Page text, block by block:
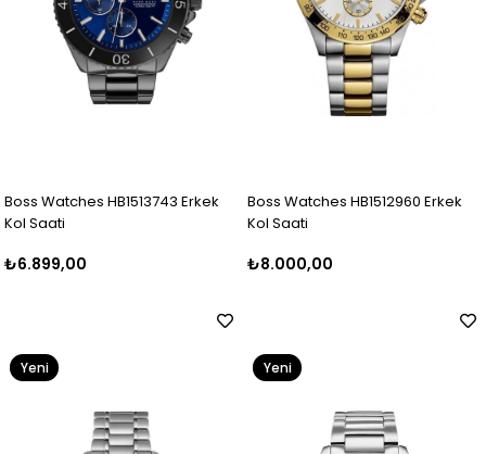
Boss Watches HB1513743 Erkek
Kol Saati
₺6.899,00
Boss Watches HB1512960 Erkek
Kol Saati
₺8.000,00
Yeni
Yeni